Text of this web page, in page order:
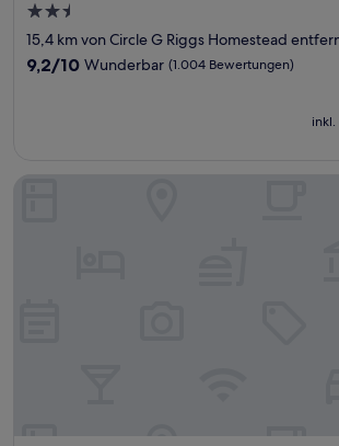
2.5-
Sterne-
Unterkunft
15,4 km von Circle G Riggs Homestead
9.2
9,2/10 Wunderbar (1.004 Bewertungen)